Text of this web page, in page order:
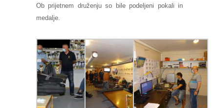
Ob prijetnem druženju so bile podeljeni pokali in
medalje.